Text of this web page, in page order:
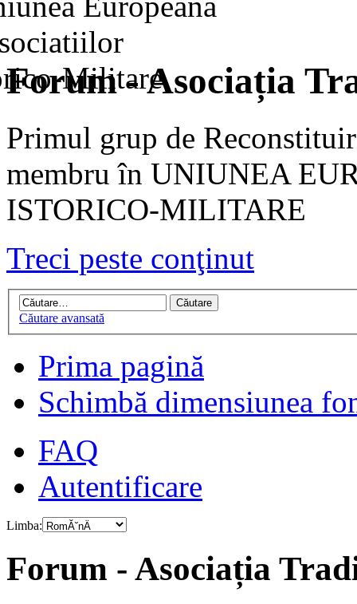
Forum - Asociația
Primul grup de
membru în UNIUNEA
ISTORICO-MILITARE
Treci peste conţinut
Căutare avansată
Prima pagină
Schimbă dimensiunea
FAQ
Autentificare
Limba:
Forum - Asociația